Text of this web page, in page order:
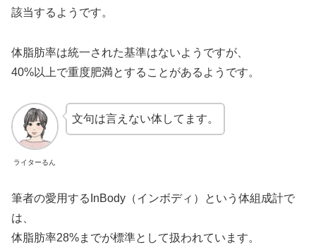
該当するようです。
体脂肪率は統一された基準はないようですが、
40%以上で重度肥満とすることがあるようです。
ライターるん
文句は言えない体してます。
筆者の愛用するInBody（インボディ）という体組成計で
は、
体脂肪率28%までが標準として扱われています。